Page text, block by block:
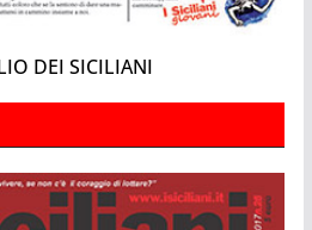
DEI SICILIANI